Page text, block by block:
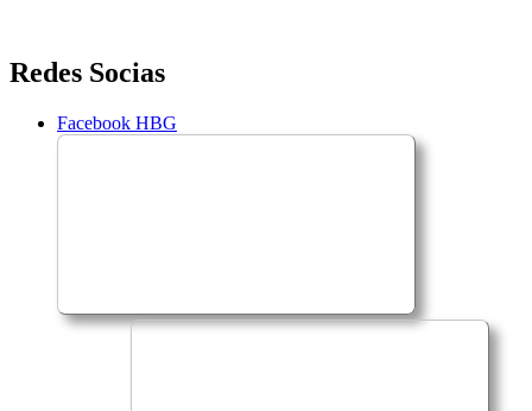
Saltar
para
conteúdo
Redes Socias
Facebook HBG